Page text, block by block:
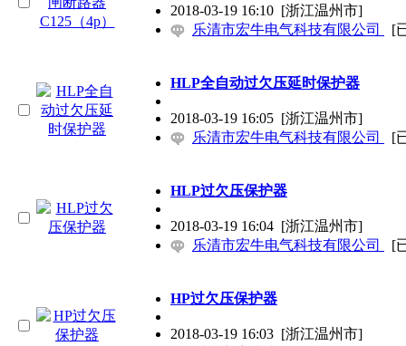
2018-03-19 16:10 [浙江温州市]
乐清市宏牛电气科技有限公司
[
HLP全自动过欠压延时保护器
2018-03-19 16:05 [浙江温州市]
乐清市宏牛电气科技有限公司
[
HLP过欠压保护器
2018-03-19 16:04 [浙江温州市]
乐清市宏牛电气科技有限公司
[
HP过欠压保护器
2018-03-19 16:03 [浙江温州市]